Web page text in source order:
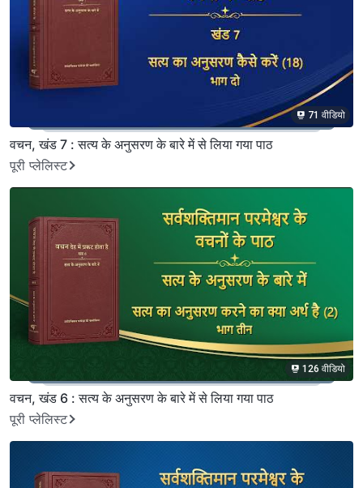
71 वीडियो
वचन, खंड 7 : सत्य के अनुसरण के बारे में से लिया गया पाठ
पूरी प्लेलिस्ट
126 वीडियो
वचन, खंड 6 : सत्य के अनुसरण के बारे में से लिया गया पाठ
पूरी प्लेलिस्ट